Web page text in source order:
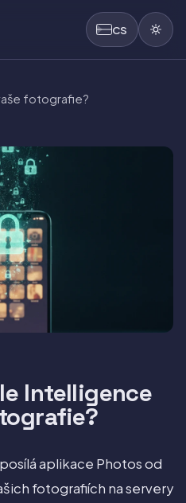
CS
fotografie?
Intelligence
aplikace Photos od
fotografiích na servery